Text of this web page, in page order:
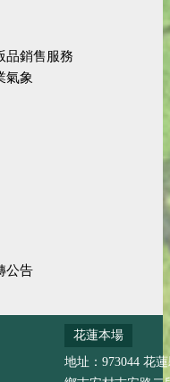
品銷售服務
氣象
公告
花蓮本場
地址：973044 花